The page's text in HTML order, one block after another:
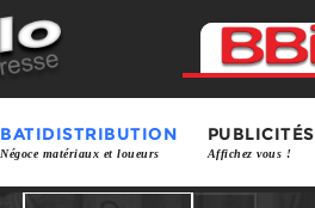
BATIDISTRIBUTION
Négoce matériaux et loueurs
PUBLICITÉS
Affichez vous !